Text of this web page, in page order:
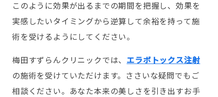
このように効果が出るまでの期間を把握し、効果を
実感したいタイミングから逆算して余裕を持って施
術を受けるようにしてください。
梅田すずらんクリニックでは、 エラボトックス注射
の施術を受けていただけます。ささいな疑問でもご
相談ください。あなた本来の美しさを引き出すお手